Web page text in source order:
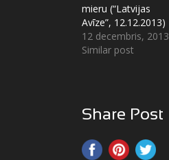
mieru (“Latvijas
Avīze”, 12.12.2013)
12 decembris, 2013
Similar post
Share Post